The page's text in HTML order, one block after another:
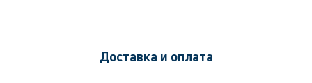
Доставка и оплата